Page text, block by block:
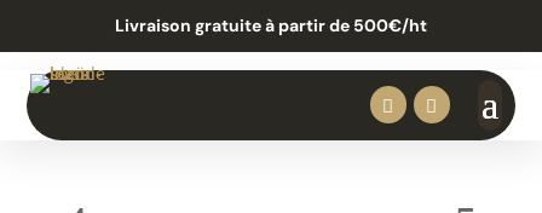
Livraison gratuite à partir de 500€/ht

